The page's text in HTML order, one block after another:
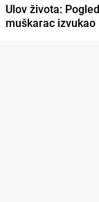
Ulov života:
muškarac